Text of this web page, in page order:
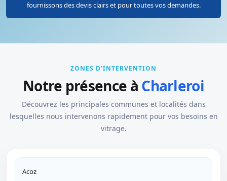
fournissons des devis clairs et pour toutes vos demandes.
ZONES D’INTERVENTION
Notre présence à Charleroi
Découvrez les principales communes et localités dans
lesquelles nous intervenons rapidement pour vos besoins en
vitrage.
Acoz